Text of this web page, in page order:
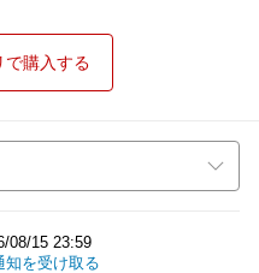
で購入する
08/15 23:59
知を受け取る